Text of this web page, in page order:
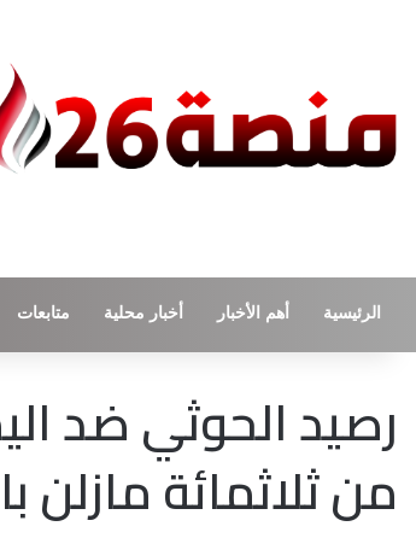
الرئيسية أهم الأخبار أخبار محلية متابعات
رصيد الحوثي ضد
من ثلاثمائة